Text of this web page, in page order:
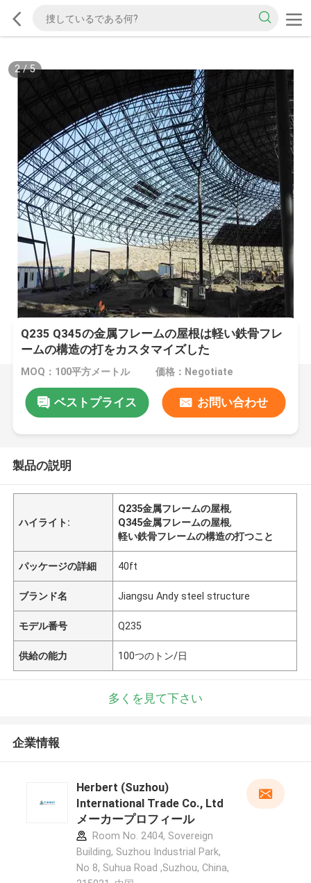
2/5
Q235 Q345の金属フレームの屋根は軽い鉄骨フレ
ームの構造の打をカスタマイズした
MOQ：100平方メートル 価格：Negotiate
ベストプライス お問い合わせ
製品の説明
ハイライト:
Q235金属フレームの屋根,
Q345金属フレームの屋根,
軽い鉄骨フレームの構造の打つこと
パッケージの詳細 40ft
ブランド名 Jiangsu Andy steel structure
モデル番号 Q235
供給の能力 100つのトン/日
多くを見て下さい
企業情報
Herbert (Suzhou)
International Trade Co., Ltd
メーカープロフィール
Room No. 2404, Sovereign
Building, Suzhou Industrial Park,
No 8, Suhua Road ,Suzhou, China,